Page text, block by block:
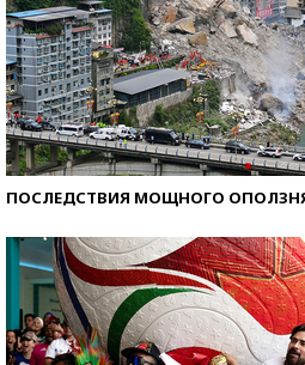
ПОСЛЕДСТВИЯ МОЩНОГО